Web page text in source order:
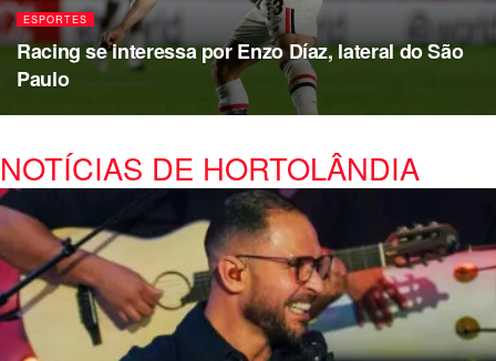
ESPORTES
Racing se interessa por Enzo Díaz, lateral do São
Paulo
NOTÍCIAS DE HORTOLÂNDIA